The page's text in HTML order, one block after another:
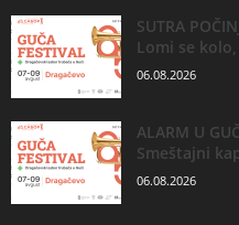
SUTRA
Lomi se
06.08.2026
ALARM U
Smeštajni
06.08.2026